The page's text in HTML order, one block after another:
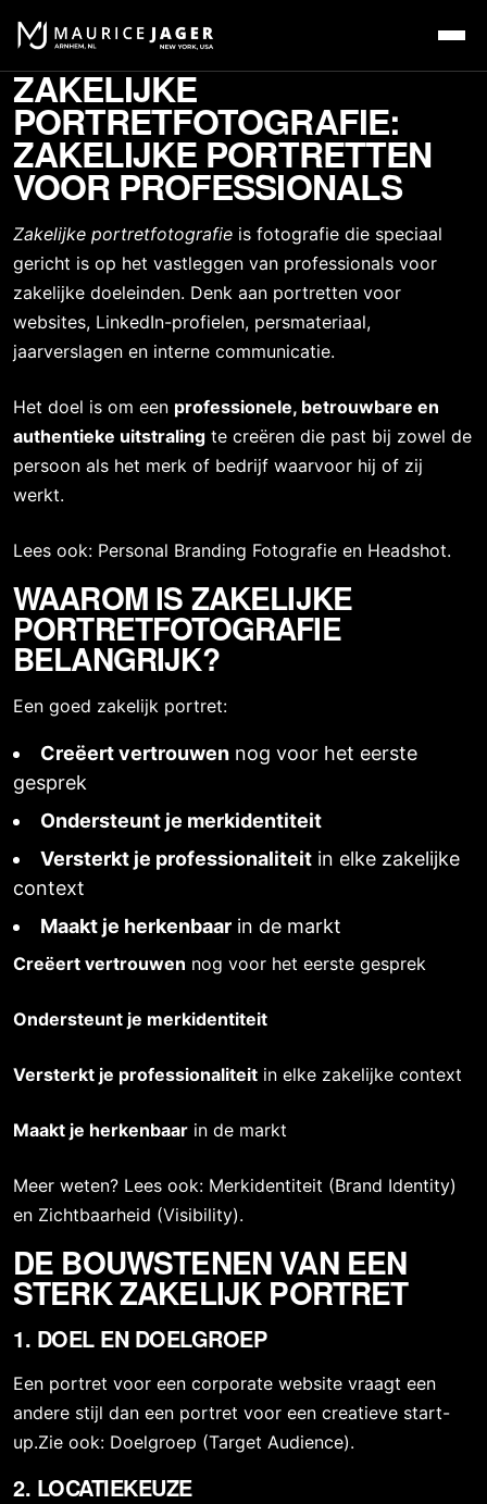
ZAKELIJKE
PORTRETFOTOGRAFIE:
ZAKELIJKE PORTRETTEN
VOOR PROFESSIONALS
Zakelijke portretfotografie is fotografie die speciaal
gericht is op het vastleggen van professionals voor
zakelijke doeleinden. Denk aan portretten voor
websites, LinkedIn-profielen, persmateriaal,
jaarverslagen en interne communicatie.
Het doel is om een professionele, betrouwbare en
authentieke uitstraling te creëren die past bij zowel de
persoon als het merk of bedrijf waarvoor hij of zij
werkt.
Lees ook: Personal Branding Fotografie en Headshot.
WAAROM IS ZAKELIJKE
PORTRETFOTOGRAFIE
BELANGRIJK?
Een goed zakelijk portret:
Creëert vertrouwen nog voor het eerste
gesprek
Ondersteunt je merkidentiteit
Versterkt je professionaliteit in elke zakelijke
context
Maakt je herkenbaar in de markt
Creëert vertrouwen nog voor het eerste gesprek
Ondersteunt je merkidentiteit
Versterkt je professionaliteit in elke zakelijke context
Maakt je herkenbaar in de markt
Meer weten? Lees ook: Merkidentiteit (Brand Identity)
en Zichtbaarheid (Visibility).
DE BOUWSTENEN VAN EEN
STERK ZAKELIJK PORTRET
1. DOEL EN DOELGROEP
Een portret voor een corporate website vraagt een
andere stijl dan een portret voor een creatieve start-
up.Zie ook: Doelgroep (Target Audience).
2. LOCATIEKEUZE